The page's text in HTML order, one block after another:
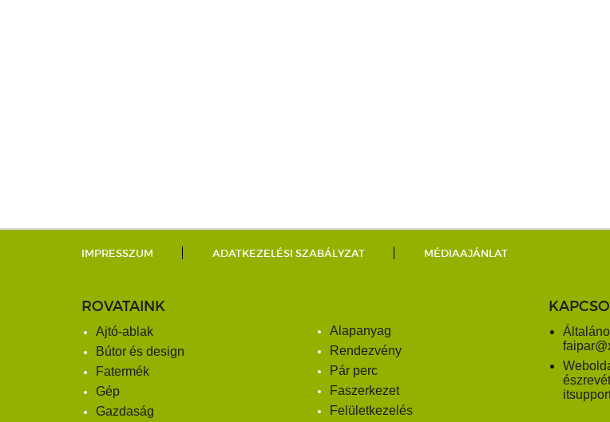
IMPRESSZUM ADATKEZELÉSI SZABÁLYZAT MÉDIAAJÁNLAT
ROVATAINK
Ajtó-ablak
Bútor és design
Fatermék
Gép
Gazdaság
Alapanyag
Rendezvény
Pár perc
Faszerkezet
Felületkezelés